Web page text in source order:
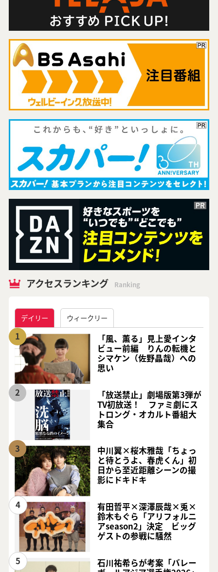
アクセスランキング Ranking
デイリー ウィークリー
1
「風、薫る」見上愛インタ
ビュー前編 りんの転機と
シマケン（佐野晶哉）への
思い
2
「放送禁止」劇場版第3弾が
TV初放送！ ファミ劇にス
トロング・オカルト番組大
集合
3
中川翼×桜木雅哉「ちょっ
と待とうよ、春虎くん」初
日から至近距離シーンの撮
影にドキドキ
4
有田哲平×深澤辰哉×兎×
鈴木もぐら「アリフォルニ
アseason2」決定 ビッグ
ゲストの参戦に騒然
5
石川祐希らが考案「バレー